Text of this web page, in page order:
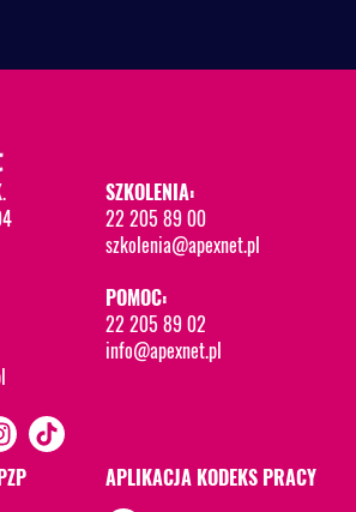
SZKOLENIA:
22 205 89 00
szkolenia@apexnet.pl
POMOC:
22 205 89 02
info@apexnet.pl
APLIKACJA KODEKS PRACY